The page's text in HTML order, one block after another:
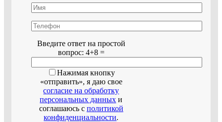
Введите ответ на простой
вопрос: 4+8 =
Нажимая кнопку
«отправить», я даю свое
согласие на обработку
персональных данных и
соглашаюсь с политикой
конфиденциальности.